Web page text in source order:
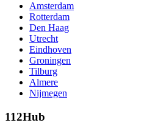
Amsterdam
Rotterdam
Den Haag
Utrecht
Eindhoven
Groningen
Tilburg
Almere
Nijmegen
112Hub